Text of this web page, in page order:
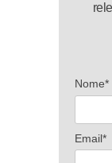
Nome*
Email*